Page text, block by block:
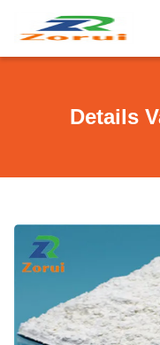
Details